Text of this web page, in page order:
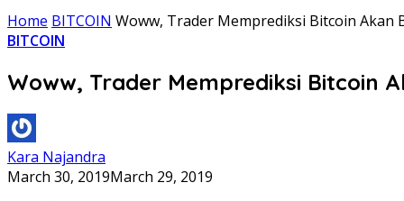
Home BITCOIN Woww, Trader Memprediksi Bitcoin Akan
BITCOIN
Woww, Trader Memprediksi Bitcoin
Kara Najandra
March 30, 2019March 29, 2019